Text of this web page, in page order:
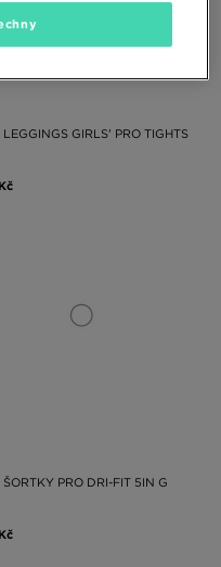
LEGGINGS GIRLS' PRO TIGHTS
ŠORTKY PRO DRI-FIT 5IN G